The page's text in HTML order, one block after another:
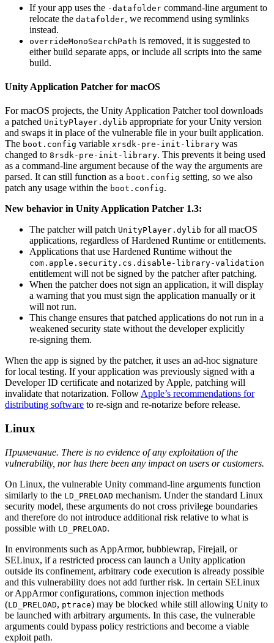
If your app uses the -datafolder command-line argument to
relocate the datafolder, we recommend using symlinks
instead.
overrideMonoSearchPath is removed, it is suggested to
either build separate apps, or include all scripts into the same
build.
Unity Application Patcher for macOS
For macOS projects, the Unity Application Patcher tool downloads
a patched UnityPlayer.dylib appropriate for your Unity version
and swaps it in place of the vulnerable file in your built application.
The boot.config variable xrsdk-pre-init-library was
changed to 8rsdk-pre-init-library. This prevents it being used
as a command-line argument because of the way the arguments are
parsed. It can still function as a boot.config setting, so we also
patch any usage within the boot.config.
New behavior in Unity Application Patcher 1.3:
The patcher will patch UnityPlayer.dylib for all macOS
applications, regardless of Hardened Runtime or entitlements.
Applications that use Hardened Runtime without the
com.apple.security.cs.disable-library-validation
entitlement will not be signed by the patcher after patching.
When the patcher does not sign an application, it will display
a warning that you must sign the application manually or it
will not run.
This change ensures that patched applications do not run in a
weakened security state without the developer explicitly
re‑signing them.
When the app is signed by the patcher, it uses an ad‑hoc signature
for local testing. If your application was previously signed with a
Developer ID certificate and notarized by Apple, patching will
invalidate that notarization. Follow Apple’s recommendations for
distributing software to re‑sign and re‑notarize before release.
Linux
Примечание. There is no evidence of any exploitation of the
vulnerability, nor has there been any impact on users or customers.
On Linux, the vulnerable Unity command‑line arguments function
similarly to the LD_PRELOAD mechanism. Under the standard Linux
security model, these arguments do not cross privilege boundaries
and therefore do not introduce additional risk relative to what is
possible with LD_PRELOAD.
In environments such as AppArmor, bubblewrap, Firejail, or
SELinux, if a restricted process can launch a Unity application
outside its confinement, arbitrary code execution is already possible
and this vulnerability does not add further risk. In certain SELinux
or AppArmor configurations, common injection methods
(LD_PRELOAD, ptrace) may be blocked while still allowing Unity to
be launched with arbitrary arguments. In this case, the vulnerable
arguments could bypass policy restrictions and become a viable
exploit path.